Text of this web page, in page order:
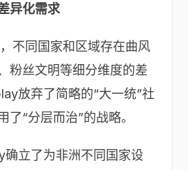
异化需求
不同国家和区域存在曲风
粉丝文明等细分维度的差
放弃了简略的“大一统”社
了“分层而治”的战略。
立了为非洲不同国家设